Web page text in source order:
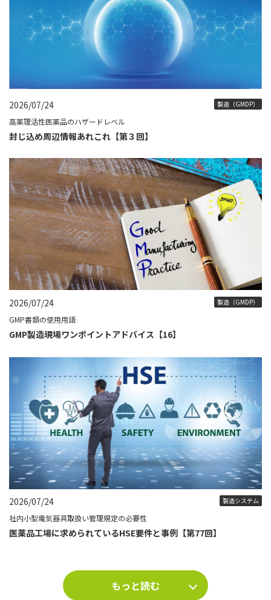
2026/07/24 製造（GMDP）
高薬理活性医薬品のハザードレベル
封じ込め周辺情報あれこれ【第３回】
2026/07/24 製造（GMDP）
GMP書類の使用用語
GMP製造現場ワンポイントアドバイス【16】
2026/07/24 製造システム
社内小型電気器具取扱い管理規定の必要性
医薬品工場に求められているHSE要件と事例【第77回】
もっと読む